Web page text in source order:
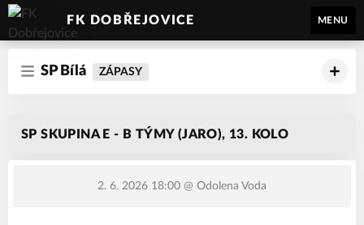
FK DOBŘEJOVICE MENU
SP Bílá ZÁPASY
SP SKUPINA E - B TÝMY (JARO), 13. KOLO
2. 6. 2026 18:00 @ Odolena Voda